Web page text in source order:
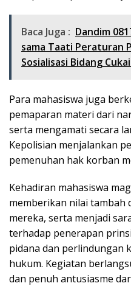
Baca Juga : Dandim
sama Taati Peraturan
Sosialisasi Bidang
Para mahasiswa juga
pemaparan materi dari
serta mengamati secara
Kepolisian menjalankan
pemenuhan hak korban
Kehadiran mahasiswa
memberikan nilai tambah
mereka, serta menjadi
terhadap penerapan
pidana dan perlindungan
hukum. Kegiatan
dan penuh antusiasme